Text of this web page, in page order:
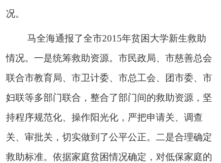
况。
马全海通报了全市2015年贫困大学新生救助
情况。一是统筹救助资源。市民政局、市慈善总会
联合市教育局、市卫计委、市总工会、团市委、市
妇联等多部门联合，整合了部门间的救助资源，坚
持程序规范化、操作阳光化，严把申请关、调查
关、审批关，切实做到了公平公正。二是合理确定
救助标准。依据家庭贫困情况确定，对低保家庭的